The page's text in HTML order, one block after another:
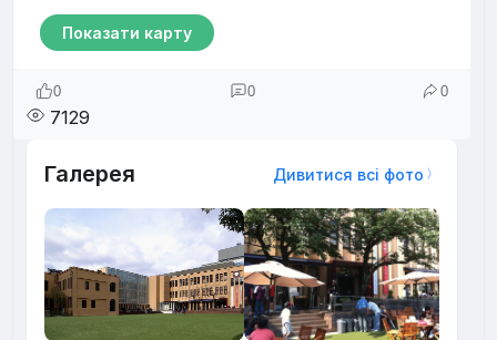
Показати карту
0 0 0
7129
Галерея Дивитися всі фото